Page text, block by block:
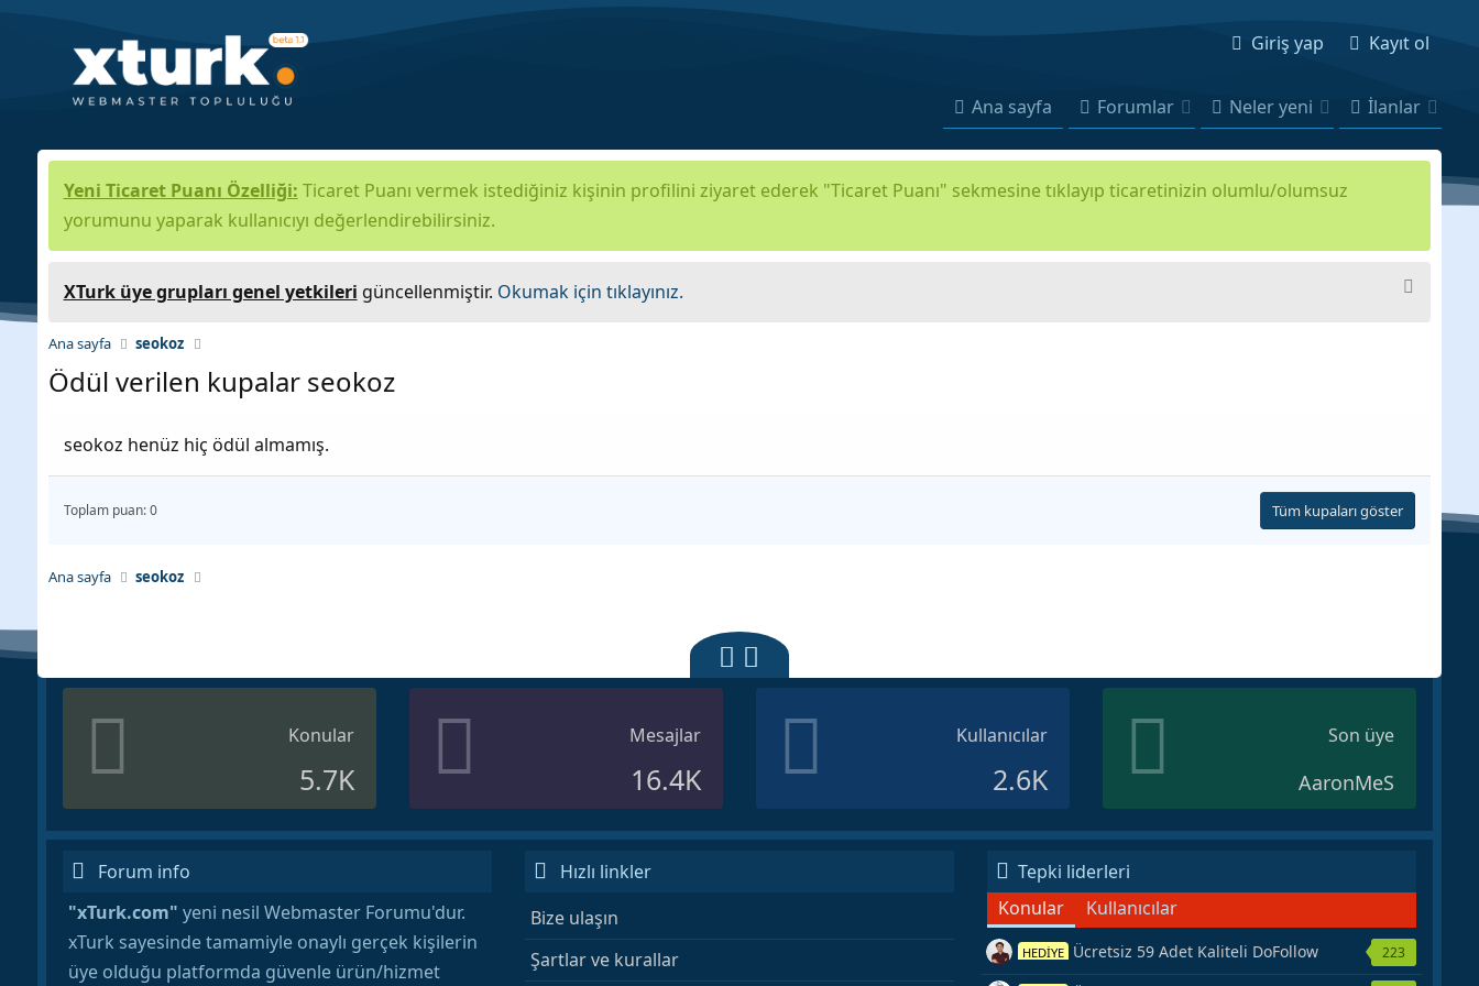
Giriş yap Kayıt ol
Ana sayfa Forumlar Neler yeni İlanlar
Yeni Ticaret Puanı Özelliği: Ticaret Puanı vermek istediğiniz kişinin profilini ziyaret ederek "Ticaret Puanı" sekmesine tıklayıp ticaretinizin olumlu/olumsuz
yorumunu yaparak kullanıcıyı değerlendirebilirsiniz.
XTurk üye grupları genel yetkileri güncellenmiştir. Okumak için tıklayınız.
Ana sayfa seokoz
Ödül verilen kupalar seokoz
seokoz henüz hiç ödül almamış.
Toplam puan: 0 Tüm kupaları göster
Ana sayfa seokoz
Konular
5.7K
Mesajlar
16.4K
Kullanıcılar
2.6K
Son üye
AaronMeS
Forum info
"xTurk.com" yeni nesil Webmaster Forumu'dur.
xTurk sayesinde tamamiyle onaylı gerçek kişilerin
üye olduğu platformda güvenle ürün/hizmet
Hızlı linkler
Bize ulaşın
Şartlar ve kurallar
Tepki liderleri
Konular
Kullanıcılar
HEDİYE Ücretsiz 59 Adet Kaliteli DoFollow
Backlink Kaynağı Veriyorum.
223